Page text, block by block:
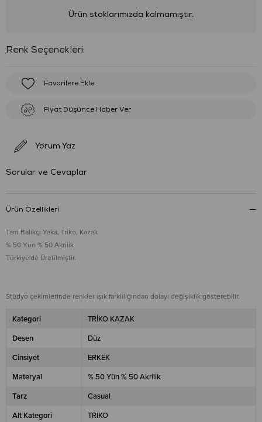
Ürün stoklarımızda kalmamıştır.
:
Favorilere Ekle
Fiyat Düşünce Haber Ver
Yorum Yaz
Sorular ve Cevaplar
Ürün Özellikleri
Tam Balıkçı Yaka, Triko, Kazak
% 50 Yün % 50 Akrilik
Türkiye'de Üretilmiştir.
Stüdyo çekimlerinde renkler ışık farklılığından dolayı değişiklik gösterebilir.
Kategori TRİKO KAZAK
Desen Düz
Cinsiyet ERKEK
Materyal % 50 Yün % 50 Akrilik
Tarz Casual
Alt Kategori TRIKO